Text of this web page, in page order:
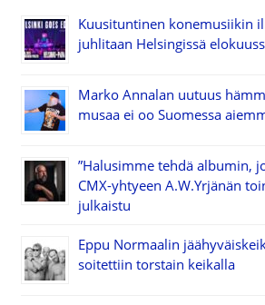
Kuusituntinen konemusiikin
juhlitaan Helsingissä
Marko Annalan uutuus
musaa ei oo Suomessa
”Halusimme tehdä albumin,
CMX-yhtyeen A.W.Yrjänän
julkaistu
Eppu Normaalin
soitettiin torstain keikalla